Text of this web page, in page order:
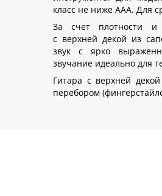
класс не ниже AAA. Для
За счет плотности и
с верхней декой из
звук с ярко
звучание идеально для
Гитара с верхней
перебором